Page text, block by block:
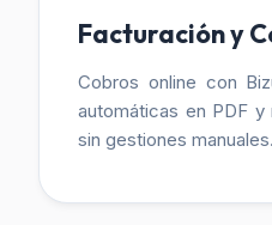
Facturación y
Cobros online con
automáticas en PDF
sin gestiones manuales.